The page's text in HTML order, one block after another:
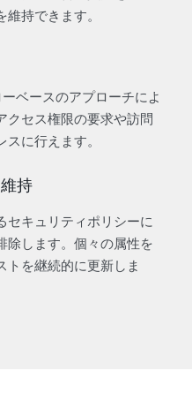
維持できます。
ベースのアプローチによ
クセス権限の要求や訪問
に行えます。
持
セキュリティポリシーに
除します。個々の属性を
トを継続的に更新しま